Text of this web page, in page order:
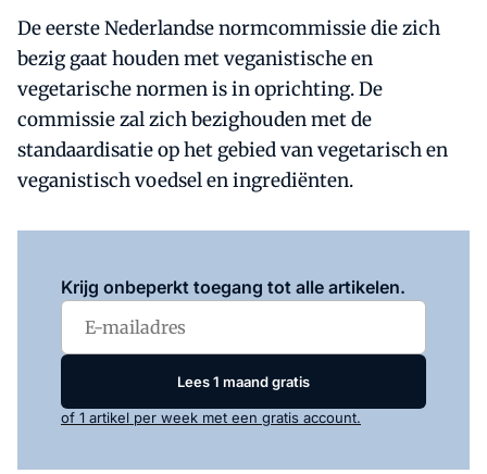
De eerste Nederlandse normcommissie die zich
bezig gaat houden met veganistische en
vegetarische normen is in oprichting. De
commissie zal zich bezighouden met de
standaardisatie op het gebied van vegetarisch en
veganistisch voedsel en ingrediënten.
Krijg onbeperkt toegang tot alle artikelen.
Lees 1 maand gratis
of 1 artikel per week met een gratis account.